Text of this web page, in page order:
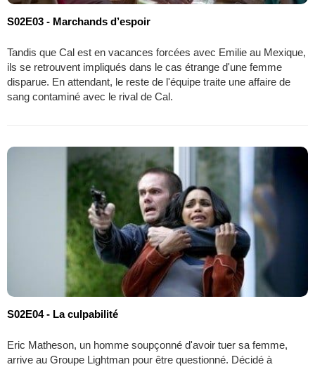
S02E03 - Marchands d’espoir
Tandis que Cal est en vacances forcées avec Emilie au Mexique,
ils se retrouvent impliqués dans le cas étrange d'une femme
disparue. En attendant, le reste de l'équipe traite une affaire de
sang contaminé avec le rival de Cal.
S02E04 - La culpabilité
Eric Matheson, un homme soupçonné d'avoir tuer sa femme,
arrive au Groupe Lightman pour être questionné. Décidé à